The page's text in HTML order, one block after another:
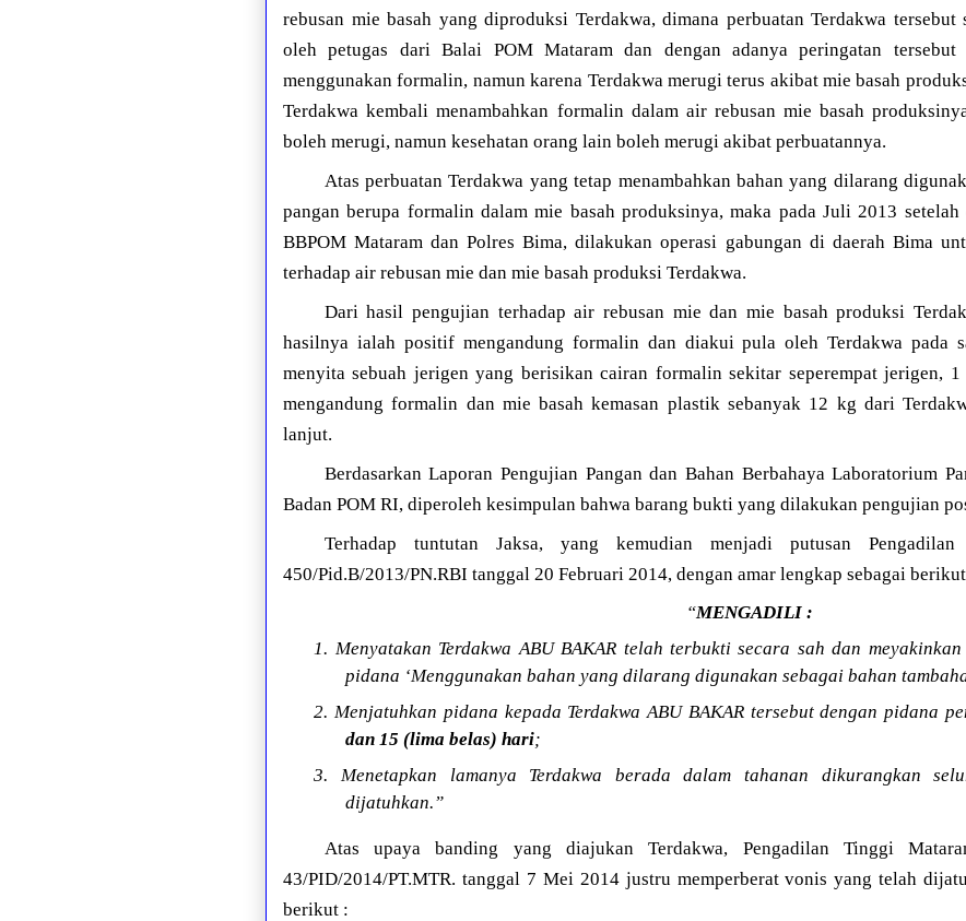
rebusan mie basah yang diproduksi Terdakwa, dimana perbuatan Terdakwa
oleh petugas dari Balai POM Mataram dan dengan adanya peringatan tersebut
menggunakan formalin, namun karena Terdakwa merugi terus akibat mie basah
Terdakwa kembali menambahkan formalin dalam air rebusan mie basah
boleh merugi, namun kesehatan orang lain boleh merugi akibat perbuatannya.
Atas perbuatan Terdakwa yang tetap menambahkan bahan yang dilarang
pangan berupa formalin dalam mie basah produksinya, maka pada Juli 2013
BBPOM Mataram dan Polres Bima, dilakukan operasi gabungan di daerah Bima
terhadap air rebusan mie dan mie basah produksi Terdakwa.
Dari hasil pengujian terhadap air rebusan mie dan mie basah produksi
hasilnya ialah positif mengandung formalin dan diakui pula oleh Terdakwa pada
menyita sebuah jerigen yang berisikan cairan formalin sekitar seperempat jerigen,
mengandung formalin dan mie basah kemasan plastik sebanyak 12 kg dari
lanjut.
Berdasarkan Laporan Pengujian Pangan dan Bahan Berbahaya Laboratorium
Badan POM RI, diperoleh kesimpulan bahwa barang bukti yang dilakukan pengujian
Terhadap tuntutan Jaksa, yang kemudian menjadi putusan
450/Pid.B/2013/PN.RBI tanggal 20 Februari 2014, dengan amar lengkap sebagai
“MENGADILI :
1. Menyatakan Terdakwa ABU BAKAR telah terbukti secara sah dan
pidana ‘Menggunakan bahan yang dilarang digunakan sebagai bahan
2. Menjatuhkan pidana kepada Terdakwa ABU BAKAR tersebut dengan pidana
dan 15 (lima belas) hari;
3. Menetapkan lamanya Terdakwa berada dalam tahanan dikurangkan
dijatuhkan.”
Atas upaya banding yang diajukan Terdakwa, Pengadilan Tinggi
43/PID/2014/PT.MTR. tanggal 7 Mei 2014 justru memperberat vonis yang telah
berikut :